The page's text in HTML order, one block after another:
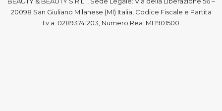
20098 San Giuliano Milanese (MI) Italia, Codice Fiscale e Partita
I.v.a. 02893741203, Numero Rea: MI 1901500